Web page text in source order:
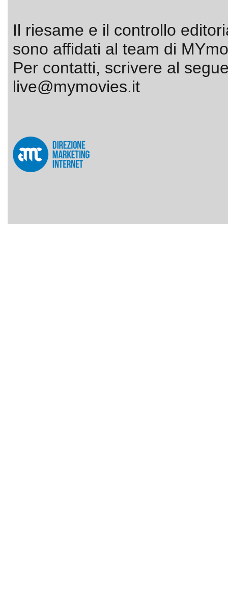
Il riesame e il controllo
sono affidati al team di
Per contatti, scrivere al
live@mymovies.it